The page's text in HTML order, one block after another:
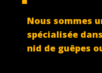
Nous sommes
spécialisée
nid de guêpes